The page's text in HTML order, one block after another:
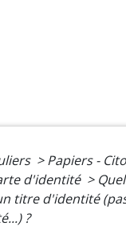
> Papiers -
d'identité >
titre d'identité
?